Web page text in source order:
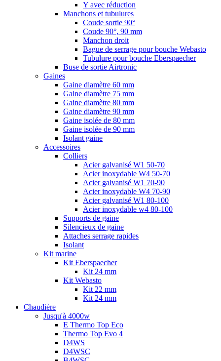
Y avec réduction
Manchons et tubulures
Coude sortie 90°
Coude 90°, 90 mm
Manchon droit
Bague de serrage pour bouche Webasto
Tubulure pour bouche Eberspaecher
Buse de sortie Airtronic
Gaines
Gaine diamètre 60 mm
Gaine diamètre 75 mm
Gaine diamètre 80 mm
Gaine diamètre 90 mm
Gaine isolée de 80 mm
Gaine isolée de 90 mm
Isolant gaine
Accessoires
Colliers
Acier galvanisé W1 50-70
Acier inoxydable W4 50-70
Acier galvanisé W1 70-90
Acier inoxydable W4 70-90
Acier galvanisé W1 80-100
Acier inoxydable w4 80-100
Supports de gaine
Silencieux de gaine
Attaches serrage rapides
Isolant
Kit marine
Kit Eberspaecher
Kit 24 mm
Kit Webasto
Kit 22 mm
Kit 24 mm
Chaudière
Jusqu'à 4000w
E Thermo Top Eco
Thermo Top Evo 4
D4WS
D4WSC